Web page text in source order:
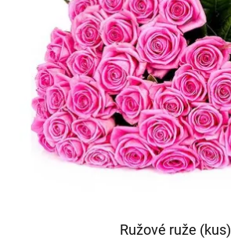
Ružové ruže (kus)